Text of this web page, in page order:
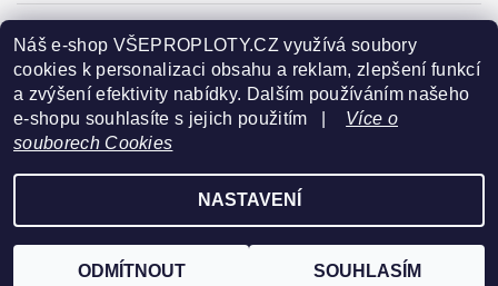
icons8.com
Praha - Herink
+420 606 020 266
2026 ©www.vseproploty.cz, všechna práva vyhrazena
Náš e-shop VŠEPROPLOTY.CZ využívá soubory
cookies k personalizaci obsahu a reklam, zlepšení funkcí
a zvýšení efektivity nabídky. Dalším používáním našeho
e-shopu souhlasíte s jejich použitím | Více o
souborech Cookies
NASTAVENÍ
ODMÍTNOUT SOUHLASÍM